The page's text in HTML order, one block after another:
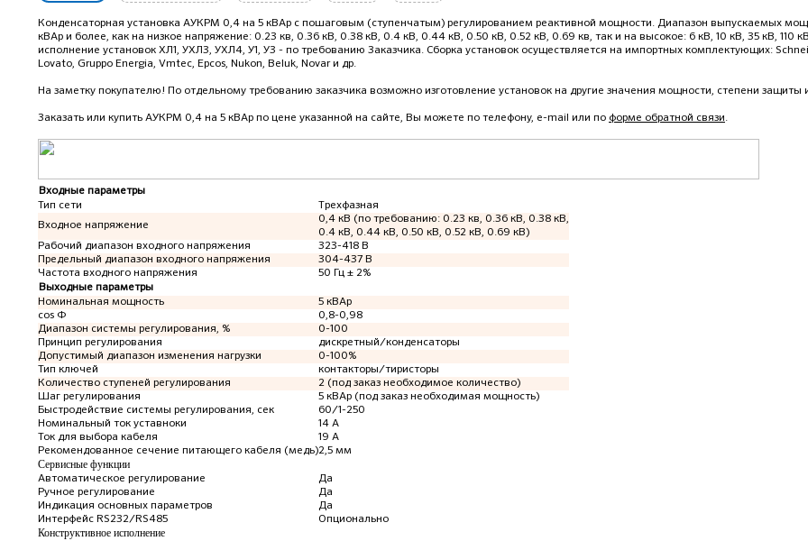
Конденсаторная установка АУКРМ 0,4 на 5 кВАр с пошаговым (ступенчатым) регулированием реактивной мощности. Диапазон выпускаемых
кВАр и более, как на низкое напряжение: 0.23 кв, 0.36 кВ, 0.38 кВ, 0.4 кВ, 0.44 кВ, 0.50 кВ, 0.52 кВ, 0.69 кв, так и на высокое: 6 кВ, 10 кВ, 35 кВ, 110
исполнение установок ХЛ1, УХЛ3, УХЛ4, У1, У3 - по требованию Заказчика. Сборка установок осуществляется на импортных комплектующих:
Lovato, Gruppo Energia, Vmtec, Epcos, Nukon, Beluk, Novar и др.
На заметку покупателю! По отдельному требованию заказчика возможно изготовление установок на другие значения мощности, степени защиты
Заказать или купить АУКРМ 0,4 на 5 кВАр по цене указанной на сайте, Вы можете по телефону, e-mail или по форме обратной связи.
Входные параметры
Тип сети
Трехфазная
Входное напряжение
0,4 кВ (по требованию: 0.23 кв, 0.36 кВ, 0.38 кВ,
0.4 кВ, 0.44 кВ, 0.50 кВ, 0.52 кВ, 0.69 кВ)
Рабочий диапазон входного напряжения
323-418 В
Предельный диапазон входного напряжения
304-437 В
Частота входного напряжения
50 Гц ± 2%
Выходные параметры
Номинальная мощность
5 кВАр
cos Ф
0,8-0,98
Диапазон системы регулирования, %
0-100
Принцип регулирования
дискретный/конденсаторы
Допустимый диапазон изменения нагрузки
0-100%
Тип ключей
контакторы/тиристоры
Количество ступеней регулирования
2 (под заказ необходимое количество)
Шаг регулирования
5 кВАр (под заказ необходимая мощность)
Быстродействие системы регулирования, сек
60/1-250
Номинальный ток уставноки
14 А
Ток для выбора кабеля
19 А
Рекомендованное сечение питающего кабеля (медь)2,5 мм
Сервисные функции
Автоматическое регулирование
Да
Ручное регулирование
Да
Индикация основных параметров
Да
Интерфейс RS232/RS485
Опционально
Конструктивное исполнение